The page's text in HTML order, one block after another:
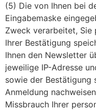
(5) Die von Ihnen bei
Eingabemaske
Zweck verarbeitet, Sie
Ihrer Bestätigung
Ihnen den Newsletter
jeweilige IP-Adresse
sowie der Bestätigung
Anmeldung
Missbrauch Ihrer